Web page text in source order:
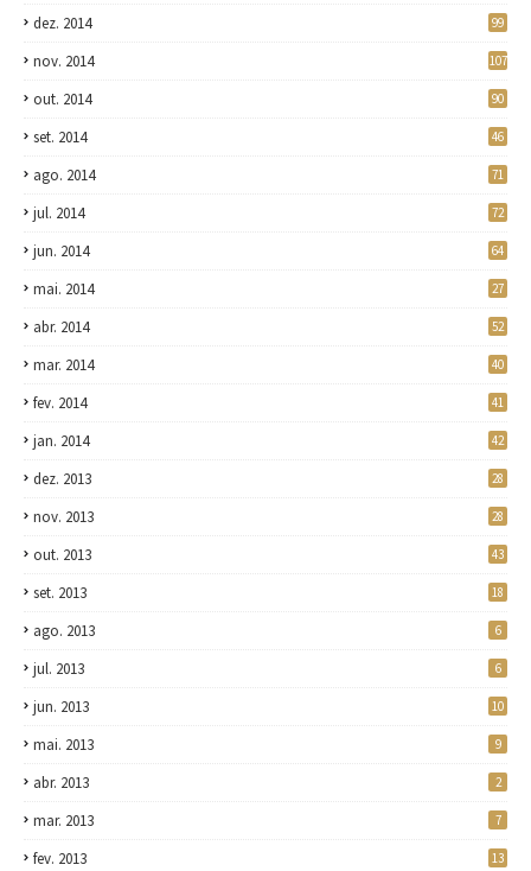
dez. 2014 99
nov. 2014 107
out. 2014 90
set. 2014 46
ago. 2014 71
jul. 2014 72
jun. 2014 64
mai. 2014 27
abr. 2014 52
mar. 2014 40
fev. 2014 41
jan. 2014 42
dez. 2013 28
nov. 2013 28
out. 2013 43
set. 2013 18
ago. 2013 6
jul. 2013 6
jun. 2013 10
mai. 2013 9
abr. 2013 2
mar. 2013 7
fev. 2013 13